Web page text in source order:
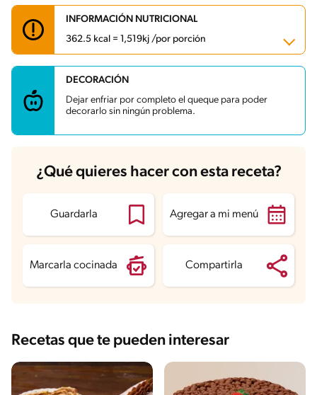
INFORMACIÓN NUTRICIONAL
362.5 kcal = 1,519kj /por porción
Carbohidratos
Energía 362.5 kcal
Grasas 24.8 g
Azúcares
27.5 g
DECORACIÓN
Dejar enfriar por completo el queque para poder
decorarlo sin ningún problema.
¿Qué quieres hacer con esta receta?
Guardarla Agregar a mi menú
Marcarla cocinada Compartirla
Recetas que te pueden interesar